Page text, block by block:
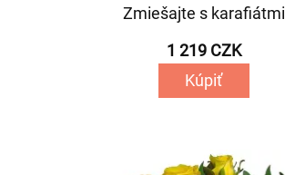
Zmiešajte s karafiátmi
1 219 CZK
Kúpiť